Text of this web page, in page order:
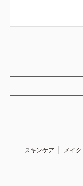
スキンケア メイク